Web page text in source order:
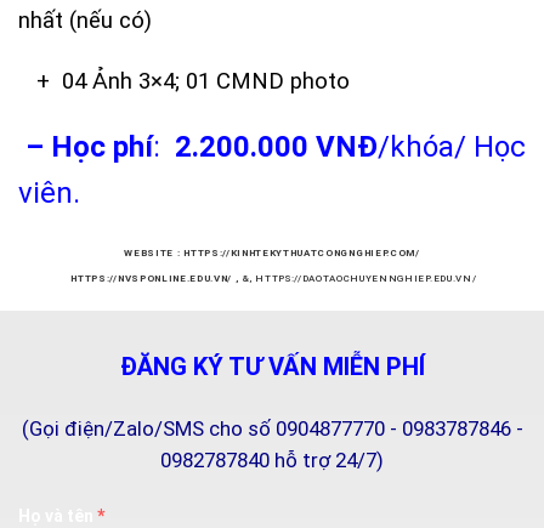
nhất (nếu có)
+ 04 Ảnh 3×4; 01 CMND photo
– Học phí: 2.200.000 VNĐ/khóa/ Học
viên.
WEBSITE :HTTPS://KINHTEKYTHUATCONGNGHIEP.COM/
HTTPS://NVSPONLINE.EDU.VN/ , &, HTTPS://DAOTAOCHUYENNGHIEP.EDU.VN/
ĐĂNG KÝ TƯ VẤN MIỄN PHÍ
(Gọi điện/Zalo/SMS cho số 0904877770 - 0983787846 -
0982787840 hỗ trợ 24/7)
*